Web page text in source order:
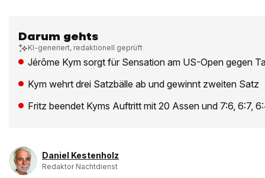
Darum gehts
KI-generiert, redaktionell geprüft
Jérôme Kym sorgt für Sensation am US-Open gegen
Kym wehrt drei Satzbälle ab und gewinnt zweiten Satz
Fritz beendet Kyms Auftritt mit 20 Assen und 7:6, 6:7,
Daniel Kestenholz
Redaktor Nachtdienst